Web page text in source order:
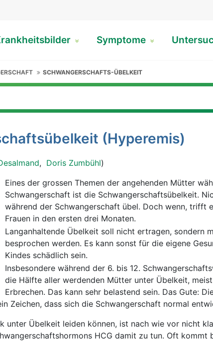
Symptome
SCHWANGERSCHAFTS-ÜBELKEIT
(Hyperemis)
, Doris Zumbühl)
Eines der grossen Themen der angehenden Mütter
Schwangerschaft ist die Schwangerschaftsübelkeit.
während der Schwangerschaft übel. Doch wenn, trifft
Frauen in den ersten drei Monaten.
Langanhaltende Übelkeit soll nicht ertragen, sondern
besprochen werden. Es kann sonst für die eigene
Kindes schädlich sein.
Insbesondere während der 6. bis 12.
die Hälfte aller werdenden Mütter unter Übelkeit,
Erbrechen. Das kann sehr belastend sein. Das Gute:
Zeichen, dass sich die Schwangerschaft normal
unter Übelkeit leiden können, ist nach wie vor nicht
HCG damit zu tun. Oft kommt